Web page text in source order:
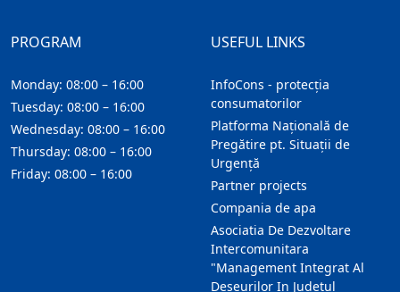
USEFUL LINKS
InfoCons - protecția
consumatorilor
Platforma Națională de
Pregătire pt. Situații de
Urgență
Partner projects
Compania de apa
Asociatia De Dezvoltare
Intercomunitara
"Management Integrat Al
Deseurilor In Judetul
PROGRAM
Monday: 08:00 – 16:00
Tuesday: 08:00 – 16:00
Wednesday: 08:00 – 16:00
Thursday: 08:00 – 16:00
Friday: 08:00 – 16:00